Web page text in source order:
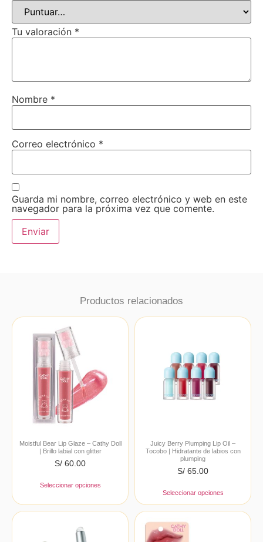
Tu valoración *
Nombre *
Correo electrónico *
Guarda mi nombre, correo electrónico y web en este
navegador para la próxima vez que comente.
Productos relacionados
Moistful Bear Lip Glaze – Cathy Doll
| Brillo labial con glitter
S/ 60.00
Seleccionar opciones
Juicy Berry Plumping Lip Oil –
Tocobo | Hidratante de labios con
plumping
S/ 65.00
Seleccionar opciones